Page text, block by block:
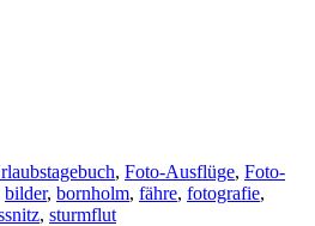
, Foto-Ausflüge, Foto-
bilder, bornholm, fähre, fotografie,
, sturmflut